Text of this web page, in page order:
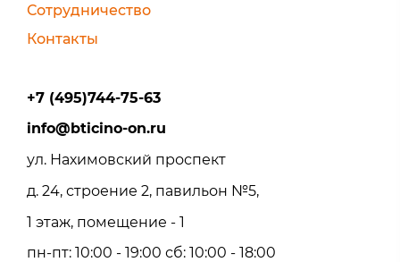
Сотрудничество
Контакты
+7 (495)744-75-63
info@bticino-on.ru
ул. Нахимовский проспект
д. 24, строение 2, павильон №5,
1 этаж, помещение - 1
пн-пт: 10:00 - 19:00 сб: 10:00 - 18:00